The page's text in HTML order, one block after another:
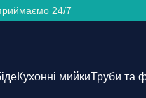
24/7
Кухонні мийкиТруби та